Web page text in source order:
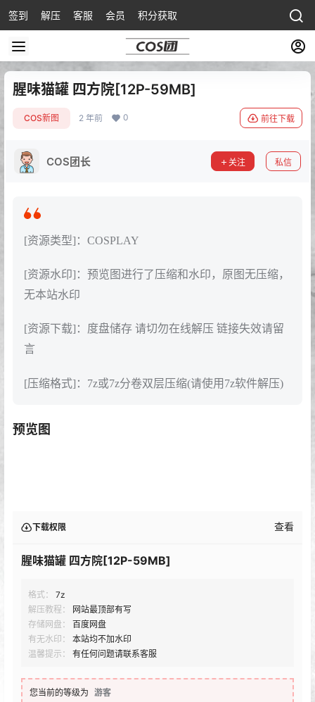
签到 解压 客服 会员 积分获取
腥味猫罐 四方院[12P-59MB]
COS新图 2 年前 0 前往下载
COS团长 关注 私信
[资源类型]：COSPLAY
[资源水印]：预览图进行了压缩和水印，原图无压缩，
无本站水印
[资源下载]：度盘储存 请切勿在线解压 链接失效请留
言
[压缩格式]：7z或7z分卷双层压缩(请使用7z软件解压)
预览图
下载权限 查看
腥味猫罐 四方院[12P-59MB]
格式：
7z
解压教程：
网站最顶部有写
存储网盘：
百度网盘
有无水印：
本站均不加水印
温馨提示：
有任何问题请联系客服
您当前的等级为 游客